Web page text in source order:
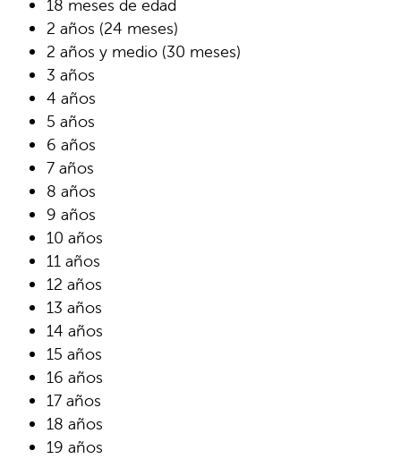
18 meses de edad
2 años (24 meses)
2 años y medio (30 meses)
3 años
4 años
5 años
6 años
7 años
8 años
9 años
10 años
11 años
12 años
13 años
14 años
15 años
16 años
17 años
18 años
19 años